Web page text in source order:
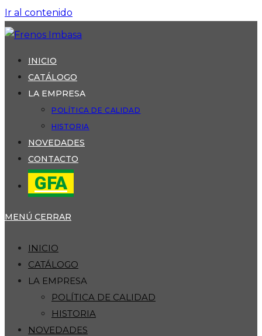
Ir al contenido
INICIO
CATÁLOGO
LA EMPRESA
POLÍTICA DE CALIDAD
HISTORIA
NOVEDADES
CONTACTO
GFA
MENÚ CERRAR
INICIO
CATÁLOGO
LA EMPRESA
POLÍTICA DE CALIDAD
HISTORIA
NOVEDADES